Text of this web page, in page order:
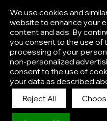
We use cookies and
website to enhance your
content and ads. By
you consent to the use of
processing of your
non-personalized
consent to the use of
your data as described
Reject All